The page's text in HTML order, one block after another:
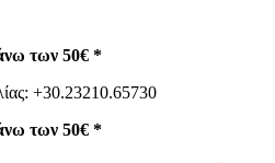
των 50€ *
+30.23210.65730
των 50€ *